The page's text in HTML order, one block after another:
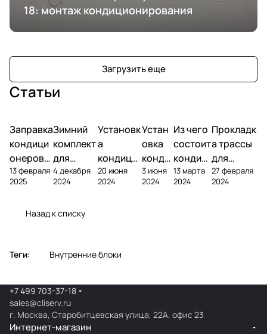
18: монтаж кондиционирования
Загрузить еще
Статьи
Заправка
кондици
онеров
фреоном
13 февраля
2025
Зимний
комплект
для
кондици
онера
4 декабря
2024
Установк
а
кондици
онера на
фасаде
20 июня
2024
Устан
овка
конди
ционе
ра
3 июня
2024
Из чего
состоит
кондиц
ионер?
13 марта
2024
Прокладк
а трассы
для
кондицио
нера
27 февраля
2024
Назад к списку
Теги: Внутренние блоки
+7 499 703-37-18
sales@cliserv.ru
г. Москва, Старобитцевская улица, 22А, офис 23
Интернет-магазин